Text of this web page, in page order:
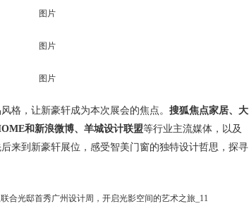
格，让新豪轩成为本次展会的焦点。 搜狐焦点家居、大
和新浪微博、羊城设计联盟等行业主流媒体，以及
来到新豪轩展位，感受智美门窗的独特设计哲思，探寻